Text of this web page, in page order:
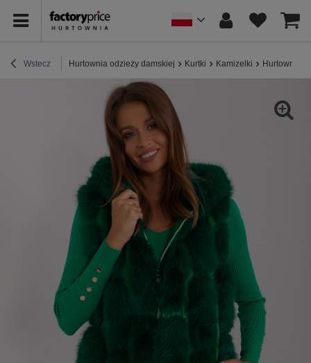
Wstecz Hurtownia odzieży damskiej Kurtki Kamizelki Hurtownia